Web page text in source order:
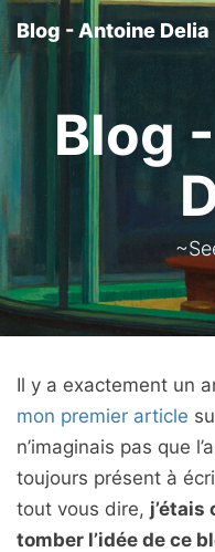
Blog - Antoine Delia
Blog
Il y a exactement un
mon premier article
n’imaginais pas que
toujours présent à
tout vous dire, j’étais
tomber l’idée de ce